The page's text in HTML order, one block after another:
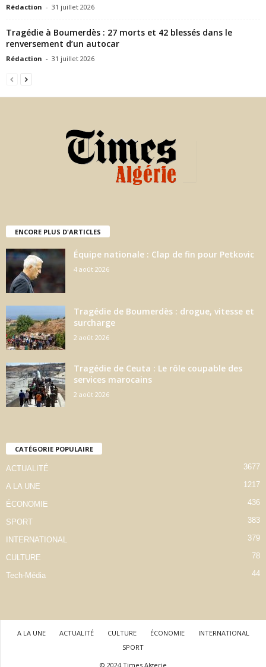
Rédaction - 31 juillet 2026
Tragédie à Boumerdès : 27 morts et 42 blessés dans le
renversement d’un autocar
Rédaction - 31 juillet 2026
ENCORE PLUS D'ARTICLES
Équipe nationale : Clap de fin pour Petkovic
4 août 2026
Tragédie de Boumerdès : drogue, vitesse et
surcharge
2 août 2026
Tragédie de Ceuta : Le rôle coupable des
services marocains
2 août 2026
CATÉGORIE POPULAIRE
ACTUALITÉ 3677
A LA UNE 1217
ÉCONOMIE 436
SPORT 383
INTERNATIONAL 379
CULTURE 78
Tech-Média 44
A LA UNE ACTUALITÉ CULTURE ÉCONOMIE
INTERNATIONAL
SPORT
© 2024 Times Algerie